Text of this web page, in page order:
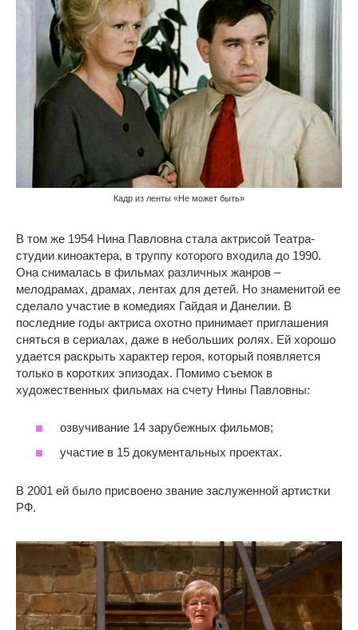
Кадр из ленты «Не может быть»
В том же 1954 Нина Павловна стала актрисой Театра-
студии киноактера, в труппу которого входила до 1990.
Она снималась в фильмах различных жанров –
мелодрамах, драмах, лентах для детей. Но знаменитой ее
сделало участие в комедиях Гайдая и Данелии. В
последние годы актриса охотно принимает приглашения
сняться в сериалах, даже в небольших ролях. Ей хорошо
удается раскрыть характер героя, который появляется
только в коротких эпизодах. Помимо съемок в
художественных фильмах на счету Нины Павловны:
озвучивание 14 зарубежных фильмов;
участие в 15 документальных проектах.
В 2001 ей было присвоено звание заслуженной артистки
РФ.